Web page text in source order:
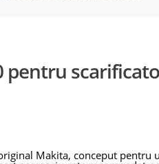
pentru
Makita, conceput pentru